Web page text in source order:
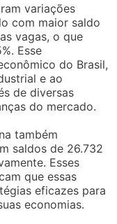
variações
com maior saldo
vagas, o que
Esse
do Brasil,
e ao
de diversas
do mercado.
também
saldos de 26.732
Esses
que essas
eficazes para
economias.